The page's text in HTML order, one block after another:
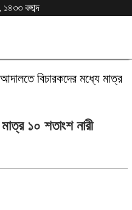
বঙ্গাব্দ
বিচারকদের মধ্যে মাত্র
১০ শতাংশ নারী